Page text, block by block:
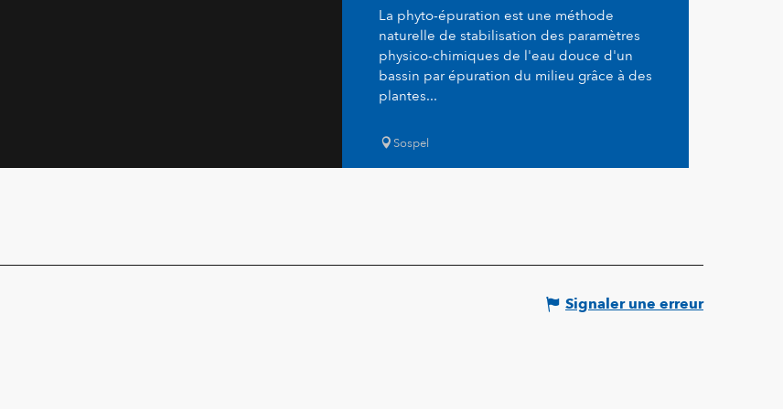
La phyto-épuration est une méthode
naturelle de stabilisation des paramètres
physico-chimiques de l'eau douce d'un
bassin par épuration du milieu grâce à des
plantes...
Sospel
Signaler une erreur